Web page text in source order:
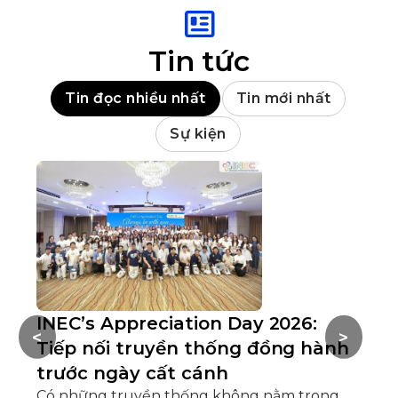
Tin tức
Tin đọc nhiều nhất Tin mới nhất
Sự kiện
INEC’s Appreciation Day 2026:
Tiếp nối truyền thống đồng hành
trước ngày cất cánh
>
<